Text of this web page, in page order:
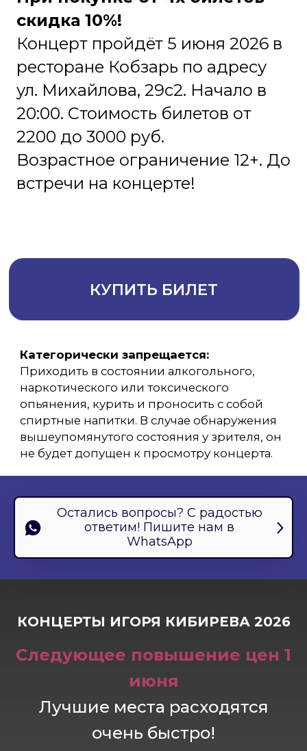
Остались вопросы? С радостью
ответим! Пишите нам в
WhatsApp
КОНЦЕРТЫ ИГОРЯ КИБИРЕВА 2026
Следующее повышение цен 1
июня
Лучшие места расходятся
очень быстро!